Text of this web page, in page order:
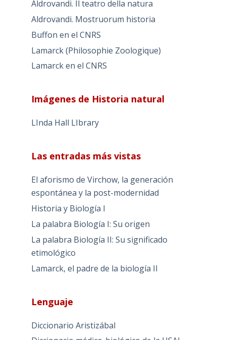
Aldrovandi. Il teatro della natura
Aldrovandi. Mostruorum historia
Buffon en el CNRS
Lamarck (Philosophie Zoologique)
Lamarck en el CNRS
Imágenes de Historia natural
LInda Hall LIbrary
Las entradas más vistas
El aforismo de Virchow, la generación
espontánea y la post-modernidad
Historia y Biología I
La palabra Biología I: Su origen
La palabra Biología II: Su significado
etimológico
Lamarck, el padre de la biología II
Lenguaje
Diccionario Aristizábal